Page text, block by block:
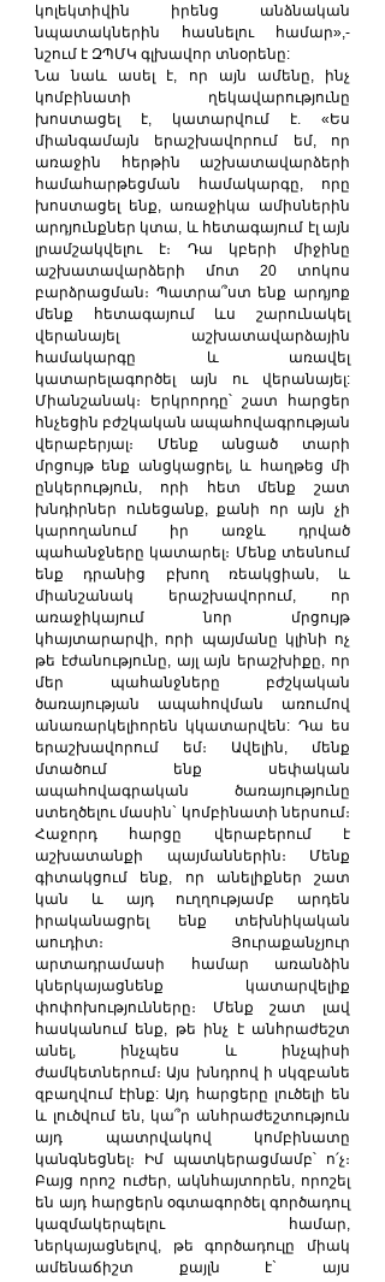
կոլեկտիվին իրենց անձնական
նպատակներին հասնելու համար»,-
նշում է ԶՊՄԿ գլխավոր տնօրենը:
Նա նաև ասել է, որ այն ամենը, ինչ
կոմբինատի ղեկավարությունը
խոստացել է, կատարվում է. «Ես
միանգամայն երաշխավորում եմ, որ
առաջին հերթին աշխատավարձերի
համահարթեցման համակարգը, որը
խոստացել ենք, առաջիկա ամիսներին
արդյունքներ կտա, և հետագայում էլ այն
լրամշակվելու է։ Դա կբերի միջինը
աշխատավարձերի մոտ 20 տոկոս
բարձրացման։ Պատրա՞ստ ենք արդյոք
մենք հետագայում ևս շարունակել
վերանայել աշխատավարձային
համակարգը և առավել
կատարելագործել այն ու վերանայել:
Միանշանակ։ Երկրորդը՝ շատ հարցեր
հնչեցին բժշկական ապահովագրության
վերաբերյալ։ Մենք անցած տարի
մրցույթ ենք անցկացրել, և հաղթեց մի
ընկերություն, որի հետ մենք շատ
խնդիրներ ունեցանք, քանի որ այն չի
կարողանում իր առջև դրված
պահանջները կատարել։ Մենք տեսնում
ենք դրանից բխող ռեակցիան, և
միանշանակ երաշխավորում, որ
առաջիկայում նոր մրցույթ
կհայտարարվի, որի պայմանը կլինի ոչ
թե էժանությունը, այլ այն երաշխիքը, որ
մեր պահանջները բժշկական
ծառայության ապահովման առումով
անառարկելիորեն կկատարվեն: Դա ես
երաշխավորում եմ։ Ավելին, մենք
մտածում ենք սեփական
ապահովագրական ծառայությունը
ստեղծելու մասին` կոմբինատի ներսում։
Հաջորդ հարցը վերաբերում է
աշխատանքի պայմաններին։ Մենք
գիտակցում ենք, որ անելիքներ շատ
կան և այդ ուղղությամբ արդեն
իրականացրել ենք տեխնիկական
աուդիտ։ Յուրաքանչյուր
արտադրամասի համար առանձին
կներկայացնենք կատարվելիք
փոփոխությունները։ Մենք շատ լավ
հասկանում ենք, թե ինչ է անհրաժեշտ
անել, ինչպես և ինչպիսի
ժամկետներում։ Այս խնդրով ի սկզբանե
զբաղվում էինք: Այդ հարցերը լուծելի են
և լուծվում են, կա՞ր անհրաժեշտություն
այդ պատրվակով կոմբինատը
կանգնեցնել։ Իմ պատկերացմամբ՝ ո՛չ։
Բայց որոշ ուժեր, ակնհայտորեն, որոշել
են այդ հարցերն օգտագործել գործադուլ
կազմակերպելու համար,
ներկայացնելով, թե գործադուլը միակ
ամենաճիշտ քայլն է` այս